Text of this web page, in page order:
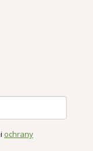
ochrany